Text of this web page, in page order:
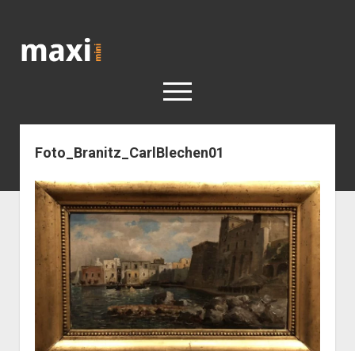
open
< work
Berlin
Reisen
Kunst
Geschichte
open
dropdown
menu
Geschichte der Stadt Berlin
Impressum
Foto_Branitz_CarlBlechen01